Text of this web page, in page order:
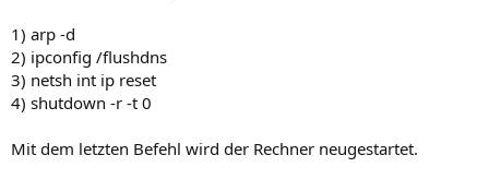
1) arp -d
2) ipconfig /flushdns
3) netsh int ip reset
4) shutdown -r -t 0
Mit dem letzten Befehl wird der Rechner neugestartet.